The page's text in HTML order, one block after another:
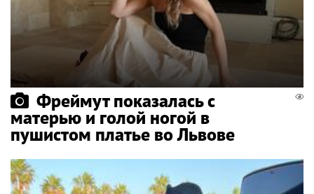
Фреймут показалась с
матерью и голой ногой в
пушистом платье во Львове